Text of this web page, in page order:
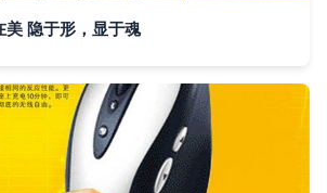
美 隐于形，显于魂